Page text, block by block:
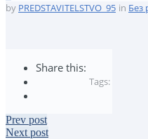
by PREDSTAVITELSTVO_95 in Без
Share this:
Tags:
Prev post
Next post